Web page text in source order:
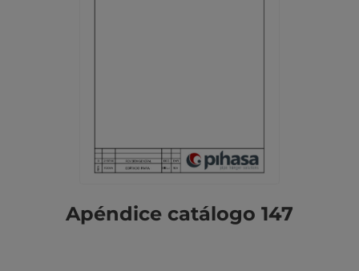
Apéndice catálogo 147